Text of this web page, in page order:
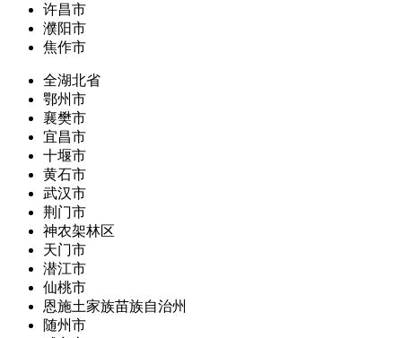
许昌市
濮阳市
焦作市
全湖北省
鄂州市
襄樊市
宜昌市
十堰市
黄石市
武汉市
荆门市
神农架林区
天门市
潜江市
仙桃市
恩施土家族苗族自治州
随州市